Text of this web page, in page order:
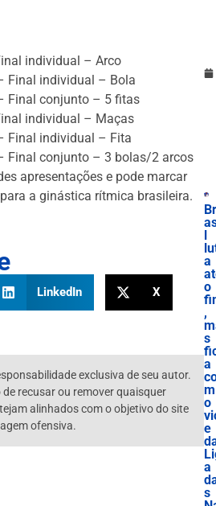
individual – Arco
Final individual – Bola
Final conjunto – 5 fitas
individual – Maças
Final individual – Fita
Final conjunto – 3 bolas/2 arcos
apresentações e pode marcar
a ginástica rítmica brasileira.
LinkedIn X
exclusiva de seu autor.
recusar ou remover quaisquer
alinhados com o objetivo do site
ofensiva.
Br
a
o
,
s
a
m
o
e
a
s